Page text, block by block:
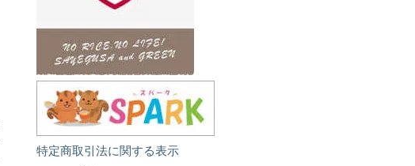
特定商取引法に関する表示